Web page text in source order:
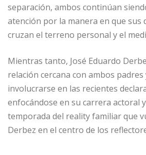
separación, ambos continúan
atención por la manera en que sus
cruzan el terreno personal y el
Mientras tanto, José Eduardo
relación cercana con ambos
involucrarse en las recientes
enfocándose en su carrera actoral
temporada del reality familiar que
Derbez en el centro de los